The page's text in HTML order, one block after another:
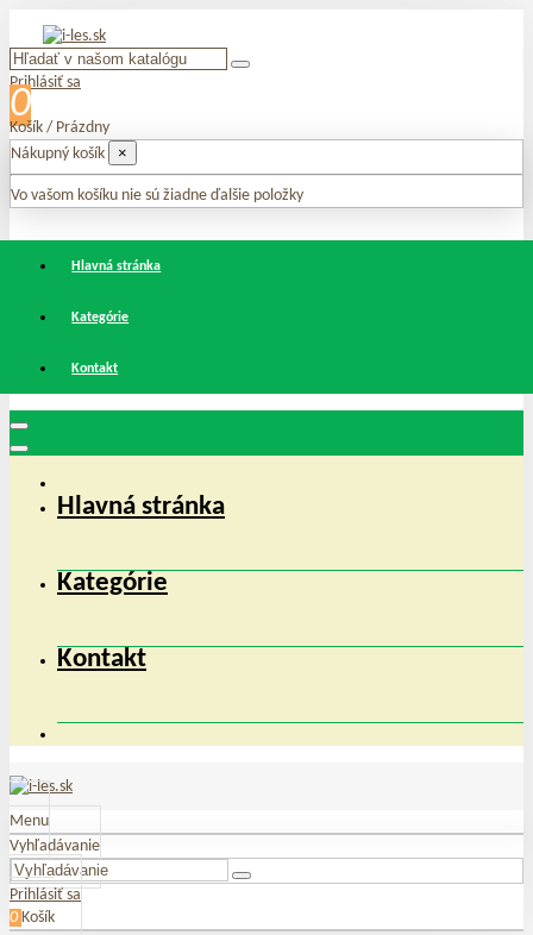
Prihlásiť sa
0
Košík / Prázdny
Nákupný košík
×
Vo vašom košíku nie sú žiadne ďalšie položky
Hlavná stránka
Kategórie
Kontakt
Hlavná stránka
Kategórie
Kontakt
Menu
Vyhľadávanie
Prihlásiť sa
0 Košík